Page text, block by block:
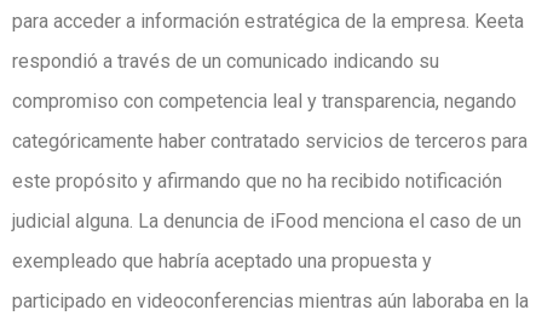
para acceder a información estratégica de la empresa. Keeta
respondió a través de un comunicado indicando su
compromiso con competencia leal y transparencia, negando
categóricamente haber contratado servicios de terceros para
este propósito y afirmando que no ha recibido notificación
judicial alguna. La denuncia de iFood menciona el caso de un
exempleado que habría aceptado una propuesta y
participado en videoconferencias mientras aún laboraba en la